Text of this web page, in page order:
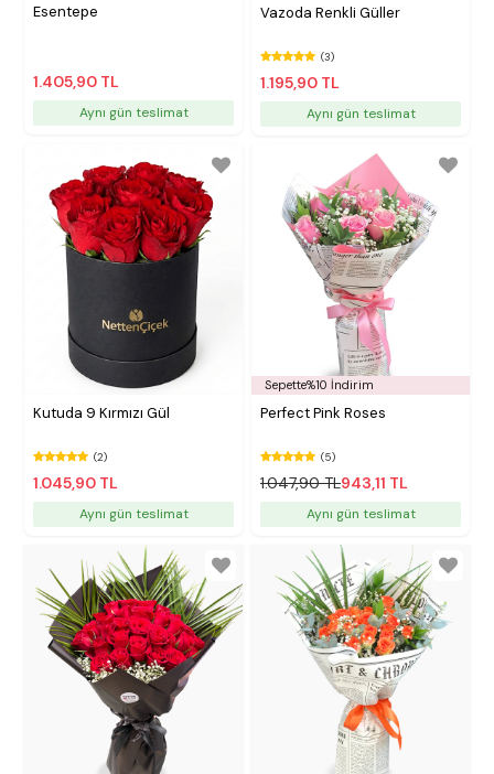
Esentepe
1.405,90 TL
Aynı gün teslimat
Vazoda Renkli Güller
(3)
1.195,90 TL
Aynı gün teslimat
Kutuda 9 Kırmızı Gül
(2)
1.045,90 TL
Aynı gün teslimat
Sepette%10 İndirim
Perfect Pink Roses
(5)
1.047,90 TL943,11 TL
Aynı gün teslimat